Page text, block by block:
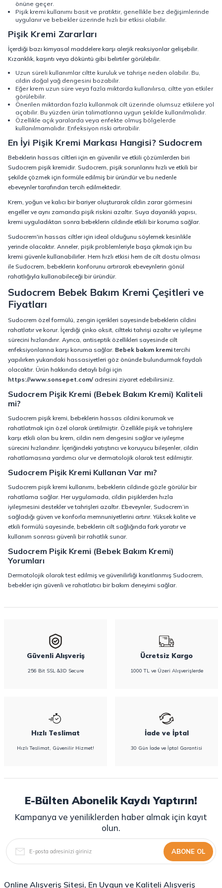
önüne geçer.
Pişik kremi kullanımı basit ve pratiktir, genellikle bez değişimlerinde
uygulanır ve bebekler üzerinde hızlı bir etkisi olabilir.
Pişik Kremi Zararları
İçerdiği bazı kimyasal maddelere karşı alerjik reaksiyonlar gelişebilir.
Kızarıklık, kaşıntı veya döküntü gibi belirtiler görülebilir.
Uzun süreli kullanımlar ciltte kuruluk ve tahrişe neden olabilir. Bu,
cildin doğal yağ dengesini bozabilir.
Eğer krem uzun süre veya fazla miktarda kullanılırsa, ciltte yan etkiler
görülebilir.
Önerilen miktardan fazla kullanmak cilt üzerinde olumsuz etkilere yol
açabilir. Bu yüzden ürün talimatlarına uygun şekilde kullanılmalıdır.
Özellikle açık yaralarda veya enfekte olmuş bölgelerde
kullanılmamalıdır. Enfeksiyon riski artırabilir.
En İyi Pişik Kremi Markası Hangisi? Sudocrem
Bebeklerin hassas ciltleri için en güvenilir ve etkili çözümlerden biri
Sudocrem pişik kremidir. Sudocrem, pişik sorunlarını hızlı ve etkili bir
şekilde çözmek için formüle edilmiş bir üründür ve bu nedenle
ebeveynler tarafından tercih edilmektedir.
Krem, yoğun ve kalıcı bir bariyer oluşturarak cildin zarar görmesini
engeller ve aynı zamanda pişik riskini azaltır. Suya dayanıklı yapısı,
kremi uyguladıktan sonra bebeklerin cildinde etkili bir koruma sağlar.
Sudocrem'in hassas ciltler için ideal olduğunu söylemek kesinlikle
yerinde olacaktır. Anneler, pişik problemleriyle başa çıkmak için bu
kremi güvenle kullanabilirler. Hem hızlı etkisi hem de cilt dostu olması
ile Sudocrem, bebeklerin konforunu artırarak ebeveynlerin gönül
rahatlığıyla kullanabileceği bir üründür.
Sudocrem Bebek Bakım Kremi Çeşitleri ve
Fiyatları
Sudocrem özel formülü, zengin içerikleri sayesinde bebeklerin cildini
rahatlatır ve korur. İçerdiği çinko oksit, ciltteki tahrişi azaltır ve iyileşme
sürecini hızlandırır. Ayrıca, antiseptik özellikleri sayesinde cilt
enfeksiyonlarına karşı koruma sağlar. Bebek bakım kremitercihi
yapılırken yukarıdaki hassasiyetleri göz önünde bulundurmak faydalı
olacaktır. Ürün hakkında detaylı bilgi için
https://www.sonsepet.com/ adresini ziyaret edebilirsiniz.
Sudocrem Pişik Kremi (Bebek Bakım Kremi) Kaliteli
mi?
Sudocrem pişik kremi, bebeklerin hassas cildini korumak ve
rahatlatmak için özel olarak üretilmiştir. Özellikle pişik ve tahrişlere
karşı etkili olan bu krem, cildin nem dengesini sağlar ve iyileşme
sürecini hızlandırır. İçeriğindeki yatıştırıcı ve koruyucu bileşenler, cildin
rahatlamasına yardımcı olur ve dermatolojik olarak test edilmiştir.
Sudocrem Pişik Kremi Kullanan Var mı?
Sudocrem pişik kremi kullanımı, bebeklerin cildinde gözle görülür bir
rahatlama sağlar. Her uygulamada, cildin pişiklerden hızla
iyileşmesini destekler ve tahrişleri azaltır. Ebeveynler, Sudocrem’in
sağladığı güven ve konforla memnuniyetlerini artırır. Yüksek kalite ve
etkili formülü sayesinde, bebeklerin cilt sağlığında fark yaratır ve
kullanım sonrası güvenli bir rahatlık sunar.
Sudocrem Pişik Kremi (Bebek Bakım Kremi)
Yorumları
Dermatolojik olarak test edilmiş ve güvenilirliği kanıtlanmış Sudocrem,
bebekler için güvenli ve rahatlatıcı bir bakım deneyimi sağlar.
Güvenli Alışveriş
256 Bit SSL &3D Secure
Ücretsiz Kargo
1000 TL ve Üzeri Alışverişlerde
Hızlı Teslimat
Hızlı Teslimat, Güvenilir Hizmet!
İade ve İptal
30 Gün İade ve İptal Garantisi
E-Bülten Abonelik Kaydı Yaptırın!
Kampanya ve yeniliklerden haber almak için kayıt
olun.
ABONE OL
Online Alışveriş Sitesi, En Uygun ve Kaliteli Alışveriş